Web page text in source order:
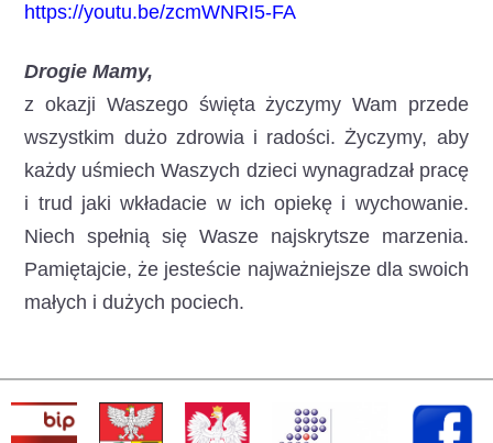
https://youtu.be/zcmWNRI5-FA
Drogie Mamy,
z okazji Waszego święta życzymy Wam przede
wszystkim dużo zdrowia i radości. Życzymy, aby
każdy uśmiech Waszych dzieci wynagradzał pracę
i trud jaki wkładacie w ich opiekę i wychowanie.
Niech spełnią się Wasze najskrytsze marzenia.
Pamiętajcie, że jesteście najważniejsze dla swoich
małych i dużych pociech.